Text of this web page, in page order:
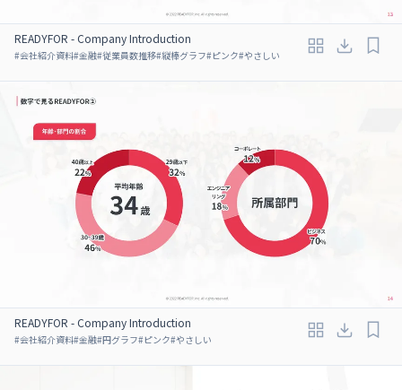
READYFOR - Company Introduction
#会社紹介資料#金融#従業員数推移#縦棒グラフ#ピンク#やさしい
READYFOR - Company Introduction
#会社紹介資料#金融#円グラフ#ピンク#やさしい